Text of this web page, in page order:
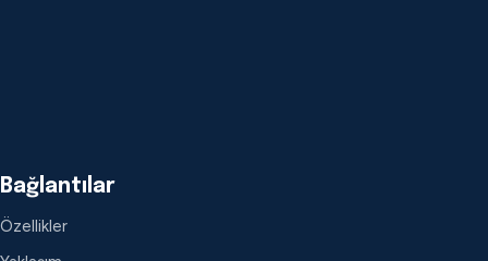
Bağlantılar
Özellikler